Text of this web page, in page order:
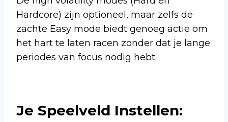
Hardcore) zijn optioneel, maar zelfs de
zachte Easy mode biedt genoeg actie om
het hart te laten racen zonder dat je lange
periodes van focus nodig hebt.
Je Speelveld Instellen: